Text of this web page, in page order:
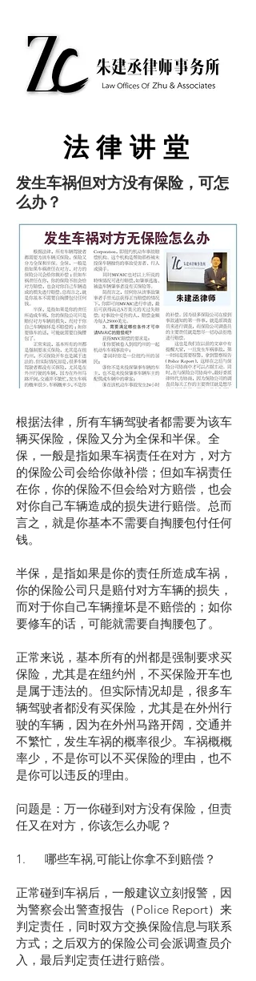
​法律讲堂
发生车祸但对方没有保险，可怎
么办？
根据法律，所有车辆驾驶者都需要为该车
辆买保险，保险又分为全保和半保。全
保，一般是指如果车祸责任在对方，对方
的保险公司会给你做补偿；但如车祸责任
在你，你的保险不但会给对方赔偿，也会
对你自己车辆造成的损失进行赔偿。总而
言之，就是你基本不需要自掏腰包付任何
钱。
半保，是指如果是你的责任所造成车祸，
你的保险公司只是赔付对方车辆的损失，
而对于你自己车辆撞坏是不赔偿的；如你
要修车的话，可能就需要自掏腰包了。
正常来说，基本所有的州都是强制要求买
保险，尤其是在纽约州，不买保险开车也
是属于违法的。但实际情况却是，很多车
辆驾驶者都没有买保险，尤其是在外州行
驶的车辆，因为在外州马路开阔，交通并
不繁忙，发生车祸的概率很少。车祸概概
率少，不是你可以不买保险的理由，也不
是你可以违反的理由。
问题是：万一你碰到对方没有保险，但责
任又在对方，你该怎么办呢？
1. 哪些车祸,可能让你拿不到赔偿？
正常碰到车祸后，一般建议立刻报警，因
为警察会出警查报告（Police Report）来
判定责任，同时双方交换保险信息与联系
方式；之后双方的保险公司会派调查员介
入，最后判定责任进行赔偿。